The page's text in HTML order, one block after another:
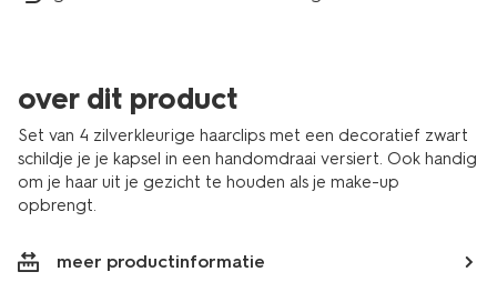
over dit product
Set van 4 zilverkleurige haarclips met een decoratief zwart
schildje je je kapsel in een handomdraai versiert. Ook handig
om je haar uit je gezicht te houden als je make-up
opbrengt.
meer productinformatie